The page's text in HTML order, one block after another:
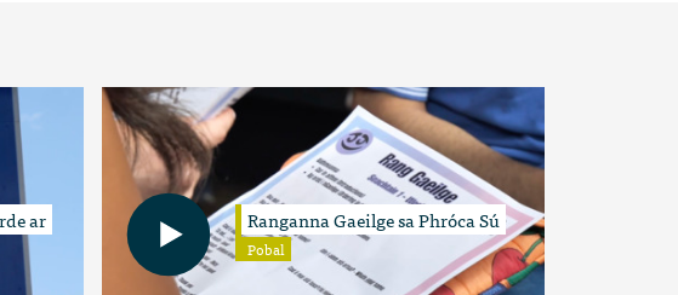
ar
Ranganna Gaeilge sa Phróca Sú
Pobal